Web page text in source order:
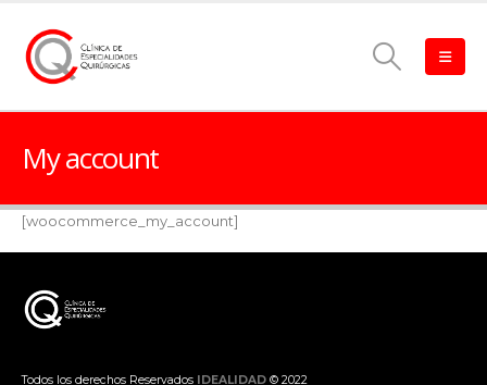
My account
[woocommerce_my_account]
Todos los derechos Reservados IDEALIDAD © 2022